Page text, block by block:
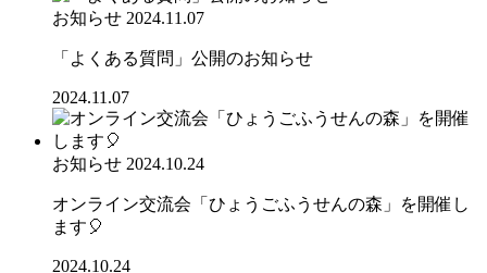
お知らせ 2024.11.07
「よくある質問」公開のお知らせ
2024.11.07
お知らせ 2024.10.24
オンライン交流会「ひょうごふうせんの森」を開催し
ます🎈
2024.10.24